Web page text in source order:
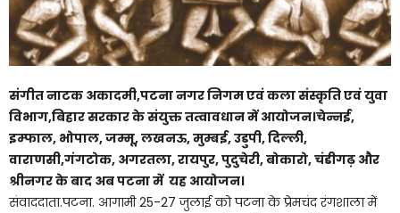
संगीत नाटक अकादमी,पटना नगर निगम एवं कला संस्कृति एवं युवा
विभाग,बिहार सरकार के संयुक्त तत्वावधान में आयोजन।चेन्नई,
इम्फाल, भोपाल, जम्मू, लखनऊ, मुम्बई, उडुपी, दिल्ली,
वाराणसी,गंगटोक, अगरतला, रायपुर, पुदुचेरी, बोकारो, चंडीगढ़ और
श्रीनगर के बाद अब पटना में यह आयोजन।
संवाददाता.पटना. आगामी 25-27 जुलाई को पटना के प्रेमचंद रंगशाला में